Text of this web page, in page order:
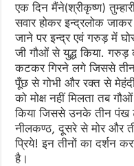
एक दिन मैंने(श्रीकृष्ण)
सवार होकर इन्द्रलोक जाकर
जाने पर इन्द्र एवं गरुड़ में
जी गौओं से युद्ध किया.
कटकर गिरने लगे जिससे
पूँछ से गोभी और रक्त से
को मोक्ष नहीं मिलता तब
किया जिससे उनके तीन
नीलकण्ठ, दूसरे से मोर और
प्रिये! इन तीनों का दर्शन
है।